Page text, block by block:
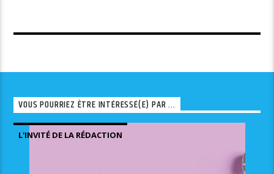
VOUS POURRIEZ ÊTRE INTÉRESSÉ(E) PAR ...
L'INVITÉ DE LA RÉDACTION